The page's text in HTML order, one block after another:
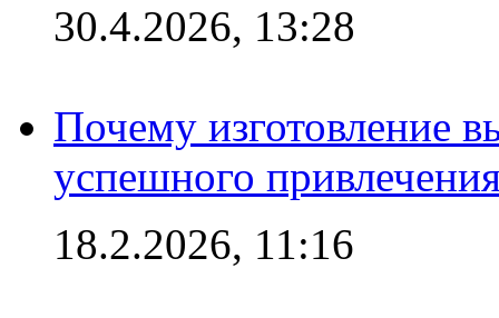
30.4.2026, 13:28
Почему изготовление
успешного
18.2.2026, 11:16